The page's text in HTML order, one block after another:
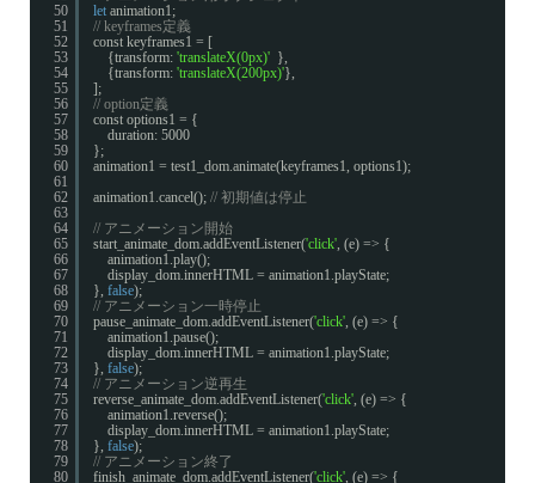
50
51
52
53
54
55
56
57
58
59
60
61
62
63
64
65
66
67
68
69
70
71
72
73
74
75
76
77
78
79
80
let animation1;
// keyframes定義
const keyframes1 = [
{transform: 'translateX(0px)' },
{transform: 'translateX(200px)'},
];
// option定義
const options1 = {
duration: 5000
};
animation1 = test1_dom.animate(keyframes1, options1);
animation1.cancel(); // 初期値は停止
// アニメーション開始
start_animate_dom.addEventListener('click', (e) => {
animation1.play();
display_dom.innerHTML = animation1.playState;
}, false);
// アニメーション一時停止
pause_animate_dom.addEventListener('click', (e) => {
animation1.pause();
display_dom.innerHTML = animation1.playState;
}, false);
// アニメーション逆再生
reverse_animate_dom.addEventListener('click', (e) => {
animation1.reverse();
display_dom.innerHTML = animation1.playState;
}, false);
// アニメーション終了
finish_animate_dom.addEventListener('click', (e) => {